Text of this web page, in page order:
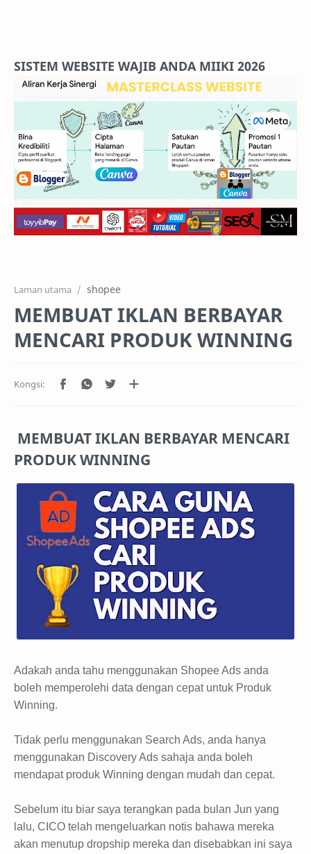
Features
Pricing
Services
RTL Mode
SISTEM WEBSITE WAJIB ANDA MIIKI 2026
Laman utama shopee
MEMBUAT IKLAN BERBAYAR
MENCARI PRODUK WINNING
MEMBUAT IKLAN BERBAYAR MENCARI
PRODUK WINNING
Adakah anda tahu menggunakan Shopee Ads anda
boleh memperolehi data dengan cepat untuk Produk
Winning.
Tidak perlu menggunakan Search Ads, anda hanya
menggunakan Discovery Ads sahaja anda boleh
mendapat produk Winning dengan mudah dan cepat.
Sebelum itu biar saya terangkan pada bulan Jun yang
lalu, CICO telah mengeluarkan notis bahawa mereka
akan menutup dropship mereka dan disebabkan ini saya